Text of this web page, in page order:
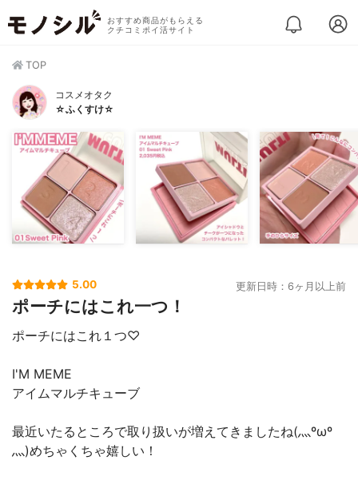
おすすめ商品がもらえる
クチコミポイ活サイト
TOP
コスメオタク
☆ふくすけ☆
5.00 更新日時：6ヶ月以上前
ポーチにはこれ一つ！
ポーチにはこれ１つ♡
I'M MEME
アイムマルチキューブ
最近いたるところで取り扱いが増えてきましたね(灬ºωº
灬)めちゃくちゃ嬉しい！